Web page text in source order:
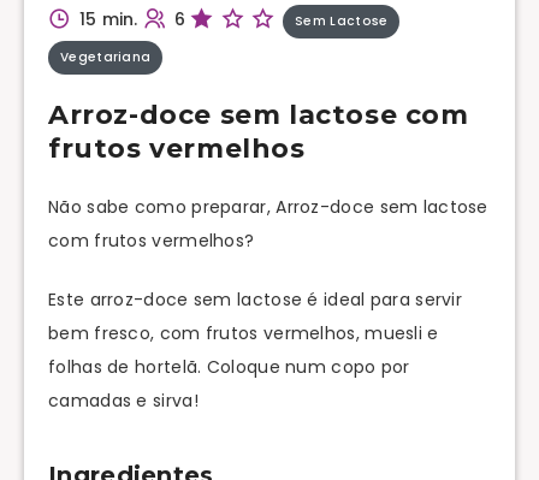
15 min. 6 Sem Lactose
Vegetariana
Arroz-doce sem lactose com
frutos vermelhos
Não sabe como preparar, Arroz-doce sem lactose
com frutos vermelhos?
Este arroz-doce sem lactose é ideal para servir
bem fresco, com frutos vermelhos, muesli e
folhas de hortelã. Coloque num copo por
camadas e sirva!